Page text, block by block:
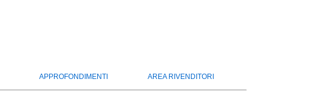
APPROFONDIMENTI AREA RIVENDITORI